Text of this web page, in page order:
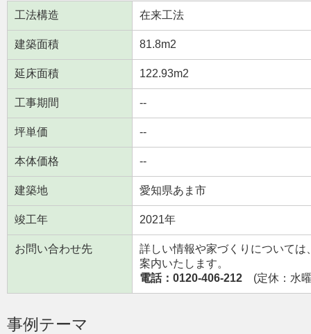
工法構造 在来工法
建築面積 81.8m2
延床面積 122.93m2
工事期間 --
坪単価 --
本体価格 --
建築地 愛知県あま市
竣工年 2021年
お問い合わせ先
詳しい情報や家づくりについて
案内いたします。
電話：0120-406-212 (定休：水
事例テーマ